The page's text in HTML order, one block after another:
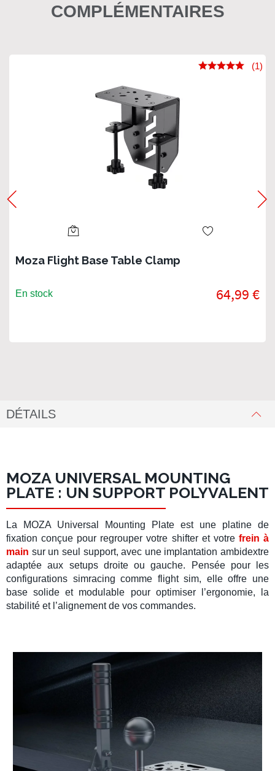
COMPLÉMENTAIRES
Moza Flight Base Table Clamp
(1)
En stock 64,99 €
DÉTAILS
MOZA UNIVERSAL MOUNTING
PLATE : UN SUPPORT POLYVALENT
La MOZA Universal Mounting Plate est une platine de
fixation conçue pour regrouper votre shifteret votre frein à
main sur un seul support, avec une implantation ambidextre
adaptée aux setups droite ou gauche. Pensée pour les
configurations simracing comme flight sim, elle offre une
base solide et modulable pour optimiser l’ergonomie, la
stabilité et l’alignement de vos commandes.